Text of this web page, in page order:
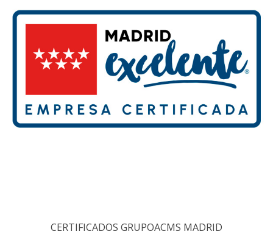
CERTIFICADOS GRUPOACMS MADRID